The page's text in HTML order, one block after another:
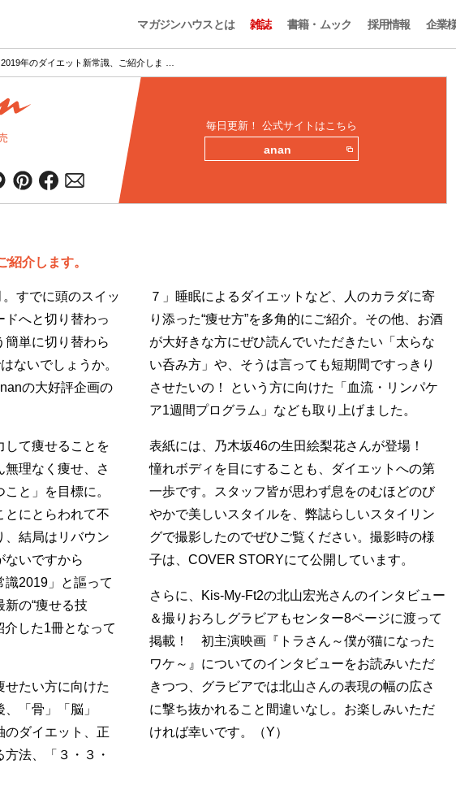
マガジンハウスとは 雑誌 書籍・ムック 採用情報 企業
2019年のダイエット新常識、ご紹介しま …
毎日更新！ 公式サイトはこちら
anan
介します。
すでに頭のスイッ
ドへと切り替わっ
簡単に切り替わら
ないでしょうか。
の大好評企画の
して痩せることを
無理なく痩せ、さ
と」を目標に。
とにとらわれて不
、結局はリバウン
ないですから
2019」と謳って
の“痩せる技
介した1冊となって
せたい方に向けた
「骨」「脳」
のダイエット、正
法、「３・３・
７」睡眠によるダイエットなど、人のカラダに寄
り添った“痩せ方”を多角的にご紹介。その他、お酒
が大好きな方にぜひ読んでいただきたい「太らな
い呑み方」や、そうは言っても短期間ですっきり
させたいの！ という方に向けた「血流・リンパケ
ア1週間プログラム」なども取り上げました。
表紙には、乃木坂46の生田絵梨花さんが登場！
憧れボディを目にすることも、ダイエットへの第
一歩です。スタッフ皆が思わず息をのむほどのび
やかで美しいスタイルを、弊誌らしいスタイリン
グで撮影したのでぜひご覧ください。撮影時の様
子は、COVER STORYにて公開しています。
さらに、Kis-My-Ft2の北山宏光さんのインタビュー
＆撮りおろしグラビアもセンター8ページに渡って
掲載！ 初主演映画『トラさん～僕が猫になった
ワケ～』についてのインタビューをお読みいただ
きつつ、グラビアでは北山さんの表現の幅の広さ
に撃ち抜かれること間違いなし。お楽しみいただ
ければ幸いです。（Y）